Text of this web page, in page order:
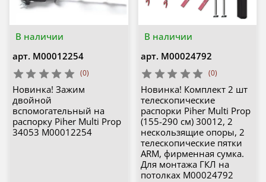
В наличии
арт. М00012254
(0)
Новинка! Зажим
двойной
вспомогательный на
распорку Piher Multi Prop
34053 М00012254
В наличии
арт. М00024792
(0)
Новинка! Комплект 2 шт
телескопические
распорки Piher Multi Prop
(155-290 см) 30012, 2
нескользящие опоры, 2
телескопические пятки
ARM, фирменная сумка.
Для монтажа ГКЛ на
потолках М00024792